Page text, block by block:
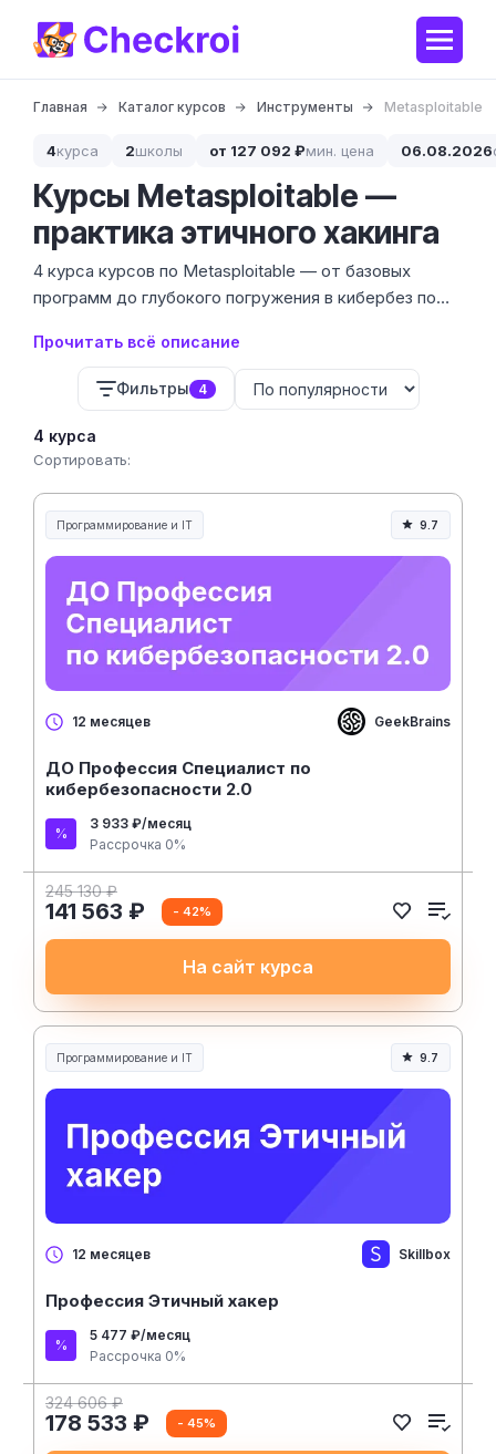
Главная Каталог курсов Инструменты Metasploitable
4курса 2школы от 127 092 ₽мин. цена 06.08.2026
Курсы Metasploitable —
практика этичного хакинга
4 курса курсов по Metasploitable — от базовых
программ до глубокого погружения в кибербез по
представляет собой намеренно уязвимую
виртуальную машину для безопасной тренировки
навыков взлома и защиты.
Прочитать всё описание
Фильтры 4
4 курса
Сортировать:
Программирование и IT 9.7
12 месяцев GeekBrains
ДО Профессия Специалист по
кибербезопасности 2.0
3 933 ₽/месяц
Рассрочка 0%
245 130 ₽
141 563 ₽ - 42%
На сайт курса
Программирование и IT 9.7
12 месяцев Skillbox
Профессия Этичный хакер
5 477 ₽/месяц
Рассрочка 0%
324 606 ₽
178 533 ₽ - 45%